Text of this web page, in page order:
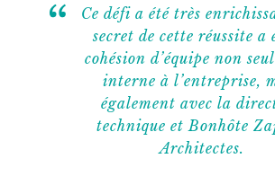
Ce défi a été très
secret de cette réussite a
cohésion d’équipe non
interne à l’entreprise,
également avec la
technique et Bonhôte
Architectes.